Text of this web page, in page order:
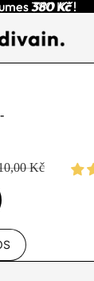
380 Kč!
380 Kč !
Kč